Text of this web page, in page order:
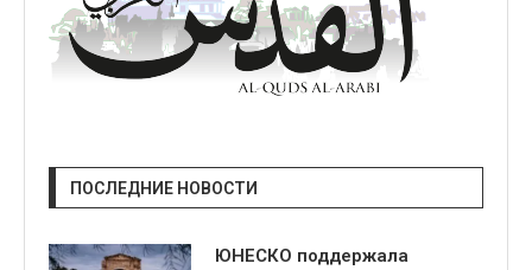
ПОСЛЕДНИЕ НОВОСТИ
ЮНЕСКО поддержала